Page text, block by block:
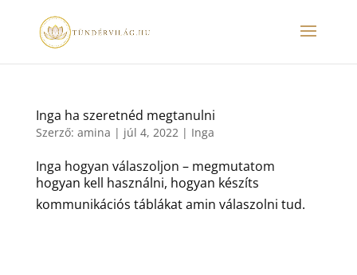
Inga ha szeretnéd megtanulni
Szerző: amina | júl 4, 2022| Inga
Inga hogyan válaszoljon – megmutatom
hogyan kell használni, hogyan készíts
kommunikációs táblákat amin válaszolni tud.